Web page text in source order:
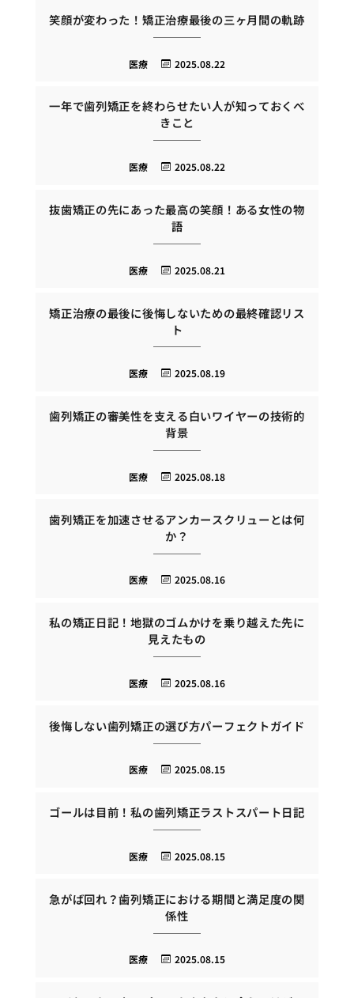
笑顔が変わった！矯正治療最後の三ヶ月間の軌跡
2025.08.22
医療
一年で歯列矯正を終わらせたい人が知っておくべ
きこと
2025.08.22
医療
抜歯矯正の先にあった最高の笑顔！ある女性の物
語
2025.08.21
医療
矯正治療の最後に後悔しないための最終確認リス
ト
2025.08.19
医療
歯列矯正の審美性を支える白いワイヤーの技術的
背景
2025.08.18
医療
歯列矯正を加速させるアンカースクリューとは何
か？
2025.08.16
医療
私の矯正日記！地獄のゴムかけを乗り越えた先に
見えたもの
2025.08.16
医療
後悔しない歯列矯正の選び方パーフェクトガイド
2025.08.15
医療
ゴールは目前！私の歯列矯正ラストスパート日記
2025.08.15
医療
急がば回れ？歯列矯正における期間と満足度の関
係性
2025.08.15
医療